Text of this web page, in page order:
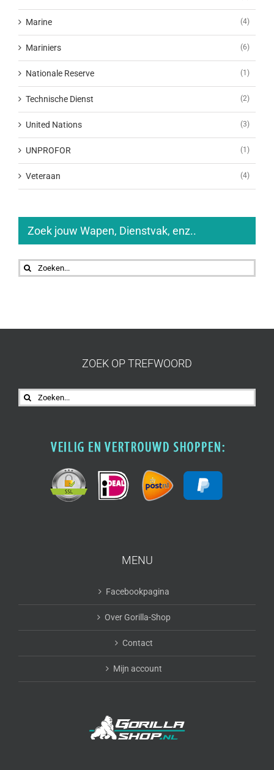
Marine (4)
Mariniers (6)
Nationale Reserve (1)
Technische Dienst (2)
United Nations (3)
UNPROFOR (1)
Veteraan (4)
Zoek jouw Wapen, Dienstvak, enz..
Zoeken
naar:
ZOEK OP TREFWOORD
Zoeken
naar:
MENU
Facebookpagina
Over Gorilla-Shop
Contact
Mijn account